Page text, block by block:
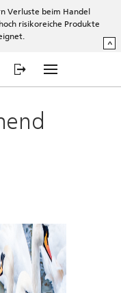
Verluste beim Handel
risikoreiche Produkte
^